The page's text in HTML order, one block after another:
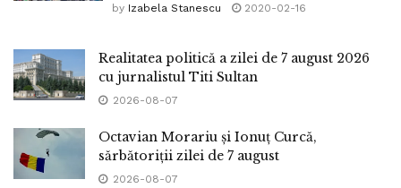
by Izabela Stanescu 2020-02-16
Realitatea politică a zilei de 7 august 2026
cu jurnalistul Titi Sultan
2026-08-07
Octavian Morariu și Ionuț Curcă,
sărbătoriții zilei de 7 august
2026-08-07